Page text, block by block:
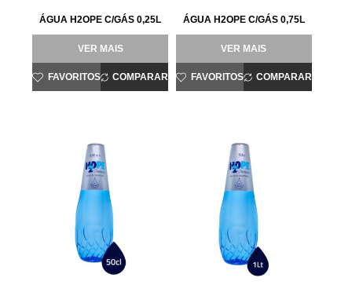
ÁGUA H2OPE C/GÁS 0,25L
VER MAIS
FAVORITOS COMPARAR
ÁGUA H2OPE C/GÁS 0,75L
VER MAIS
FAVORITOS COMPARAR